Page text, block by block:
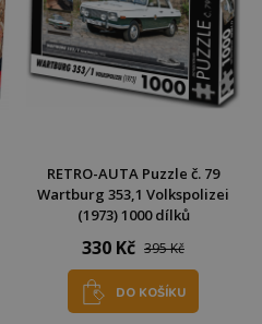
RETRO-AUTA Puzzle č. 79
Wartburg 353,1 Volkspolizei
(1973) 1000 dílků
330 Kč 395 Kč
DO KOŠÍKU